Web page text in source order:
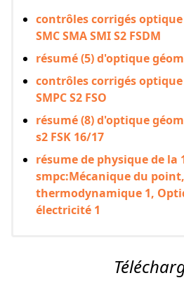
contrôles corrigés
SMC SMA SMI S2 FSDM
résumé (5) d'optique
contrôles corrigés
SMPC S2 FSO
résumé (8) d'optique
s2 FSK 16/17
résume de physique de la
smpc:Mécanique du point,
thermodynamique 1,
électricité 1